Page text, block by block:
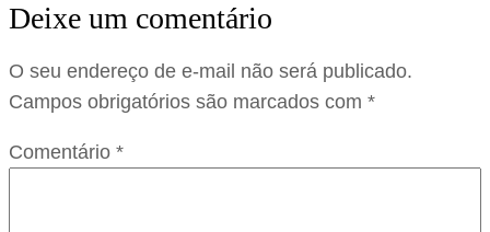
Deixe um comentário
O seu endereço de e-mail não será publicado.
Campos obrigatórios são marcados com *
Comentário *